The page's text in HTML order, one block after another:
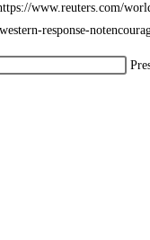
www.reuters.com/
response-